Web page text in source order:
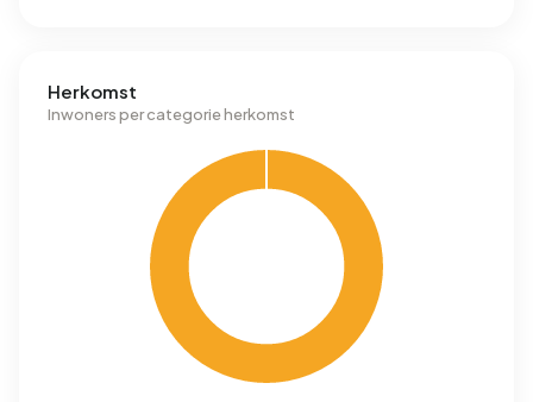
Herkomst
Inwoners per categorie herkomst